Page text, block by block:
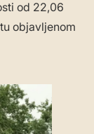
od 22,06
objavljenom